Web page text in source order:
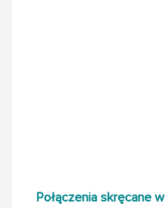
Połączenia skręcane